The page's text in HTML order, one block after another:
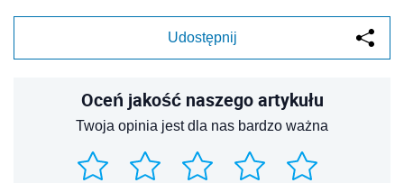
Udostępnij
Oceń jakość naszego artykułu
Twoja opinia jest dla nas bardzo ważna